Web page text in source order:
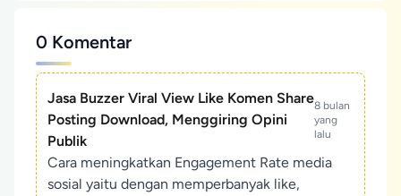
0 Komentar
Jasa Buzzer Viral View Like Komen Share
Posting Download, Menggiring Opini
Publik
8 bulan
yang
lalu
Cara meningkatkan Engagement Rate media
sosial yaitu dengan memperbanyak like,